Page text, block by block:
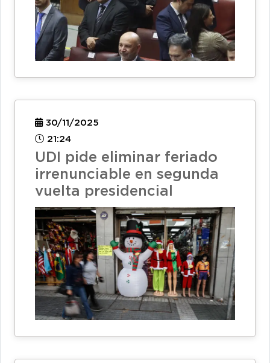
30/11/2025
21:24
UDI pide eliminar feriado
irrenunciable en segunda
vuelta presidencial